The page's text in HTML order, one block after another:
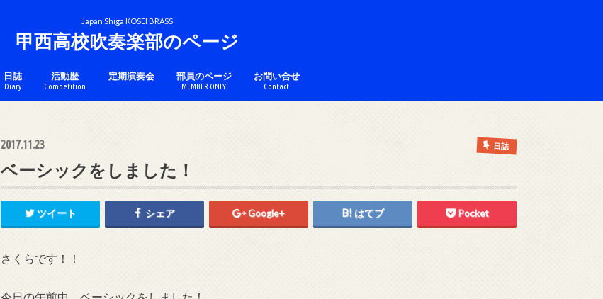
Japan Shiga KOSEI BRASS
甲西高校吹奏楽部のページ
日誌
Diary
活動歴
Competition
定期演奏会
チケットのページ
部員のページ
MEMBER ONLY
お問い合せ
Contact
2017.11.23 日誌
ベーシックをしました！
ツイート シェア Google+ はてブ Pocket
さくらです！！